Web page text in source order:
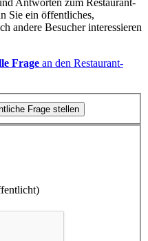
Sie ein öffentliches,
andere Besucher interessieren
Frage an den Restaurant-
Frage stellen